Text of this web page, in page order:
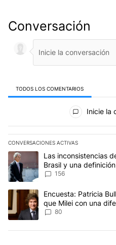
Conversación
TODOS LOS COMENTARIOS
Todos los comentarios
Inicie la
CONVERSACIONES ACTIVAS
Este listado muestra los
Un artículo de tendencia con el
Las inconsistencias
Brasil y una
concepto antiguo"
156
Un artículo de tendencia con
Encuesta: Patricia
que Milei con una
negativa
80